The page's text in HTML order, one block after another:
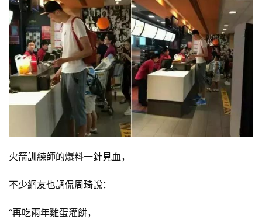
火箭訓練師的爆料一針見血，
不少網友也調侃周琦說：
“再吃兩年雞蛋灌餅，